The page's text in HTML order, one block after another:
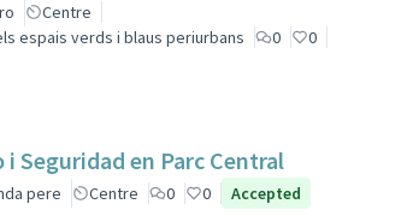
Centre
espais verds i blaus periurbans
0
0
Seguridad en Parc Central
pere Centre 0 0 Accepted